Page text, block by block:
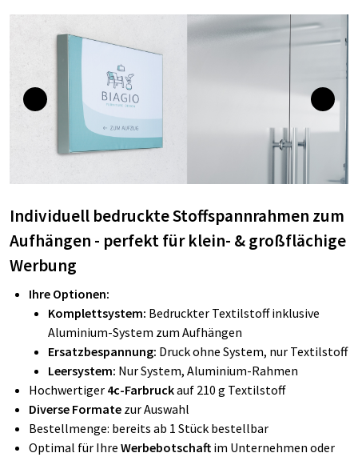
Individuell bedruckte Stoffspannrahmen zum
Aufhängen - perfekt für klein- & großflächige
Werbung
Ihre Optionen:
Komplettsystem: Bedruckter Textilstoff inklusive
Aluminium-System zum Aufhängen
Ersatzbespannung: Druck ohne System, nur Textilstoff
Leersystem: Nur System, Aluminium-Rahmen
Hochwertiger 4c-Farbruckauf 210 g Textilstoff
Diverse Formate zur Auswahl
Bestellmenge: bereits ab 1 Stück bestellbar
Optimal für Ihre Werbebotschaft im Unternehmen oder